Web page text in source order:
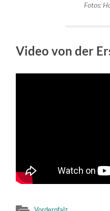
Fotos:
Video von der
Vorderpfalz